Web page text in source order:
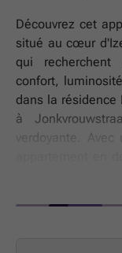
Découvrez cet
situé au cœur
qui recherchent
confort,
dans la résidence
à
verdoyante.
appartement en